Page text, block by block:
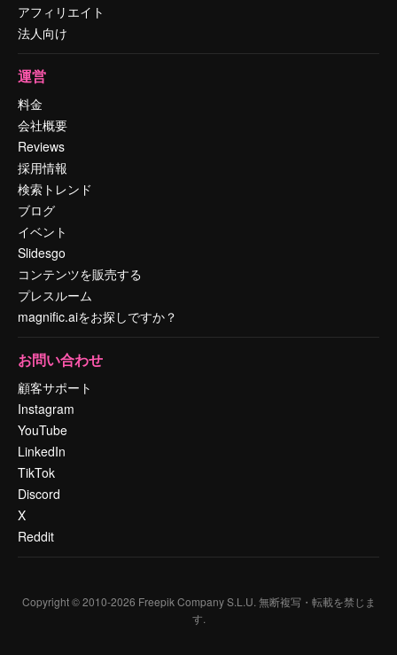
アフィリエイト
法人向け
運営
料金
会社概要
Reviews
採用情報
検索トレンド
ブログ
イベント
Slidesgo
コンテンツを販売する
プレスルーム
magnific.aiをお探しですか？
お問い合わせ
顧客サポート
Instagram
YouTube
LinkedIn
TikTok
Discord
X
Reddit
Copyright © 2010-2026 Freepik Company S.L.U. 無断複写・転載を禁じま
す.